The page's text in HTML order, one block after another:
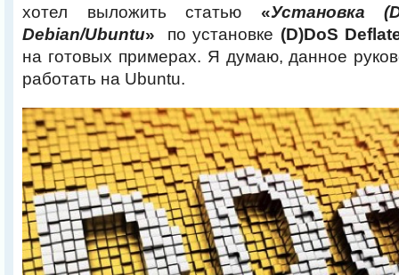
хотел выложить статью «Установка
Debian/Ubuntu» по установке (D)DoS
на готовых примерах. Я думаю, данное
работать на Ubuntu.